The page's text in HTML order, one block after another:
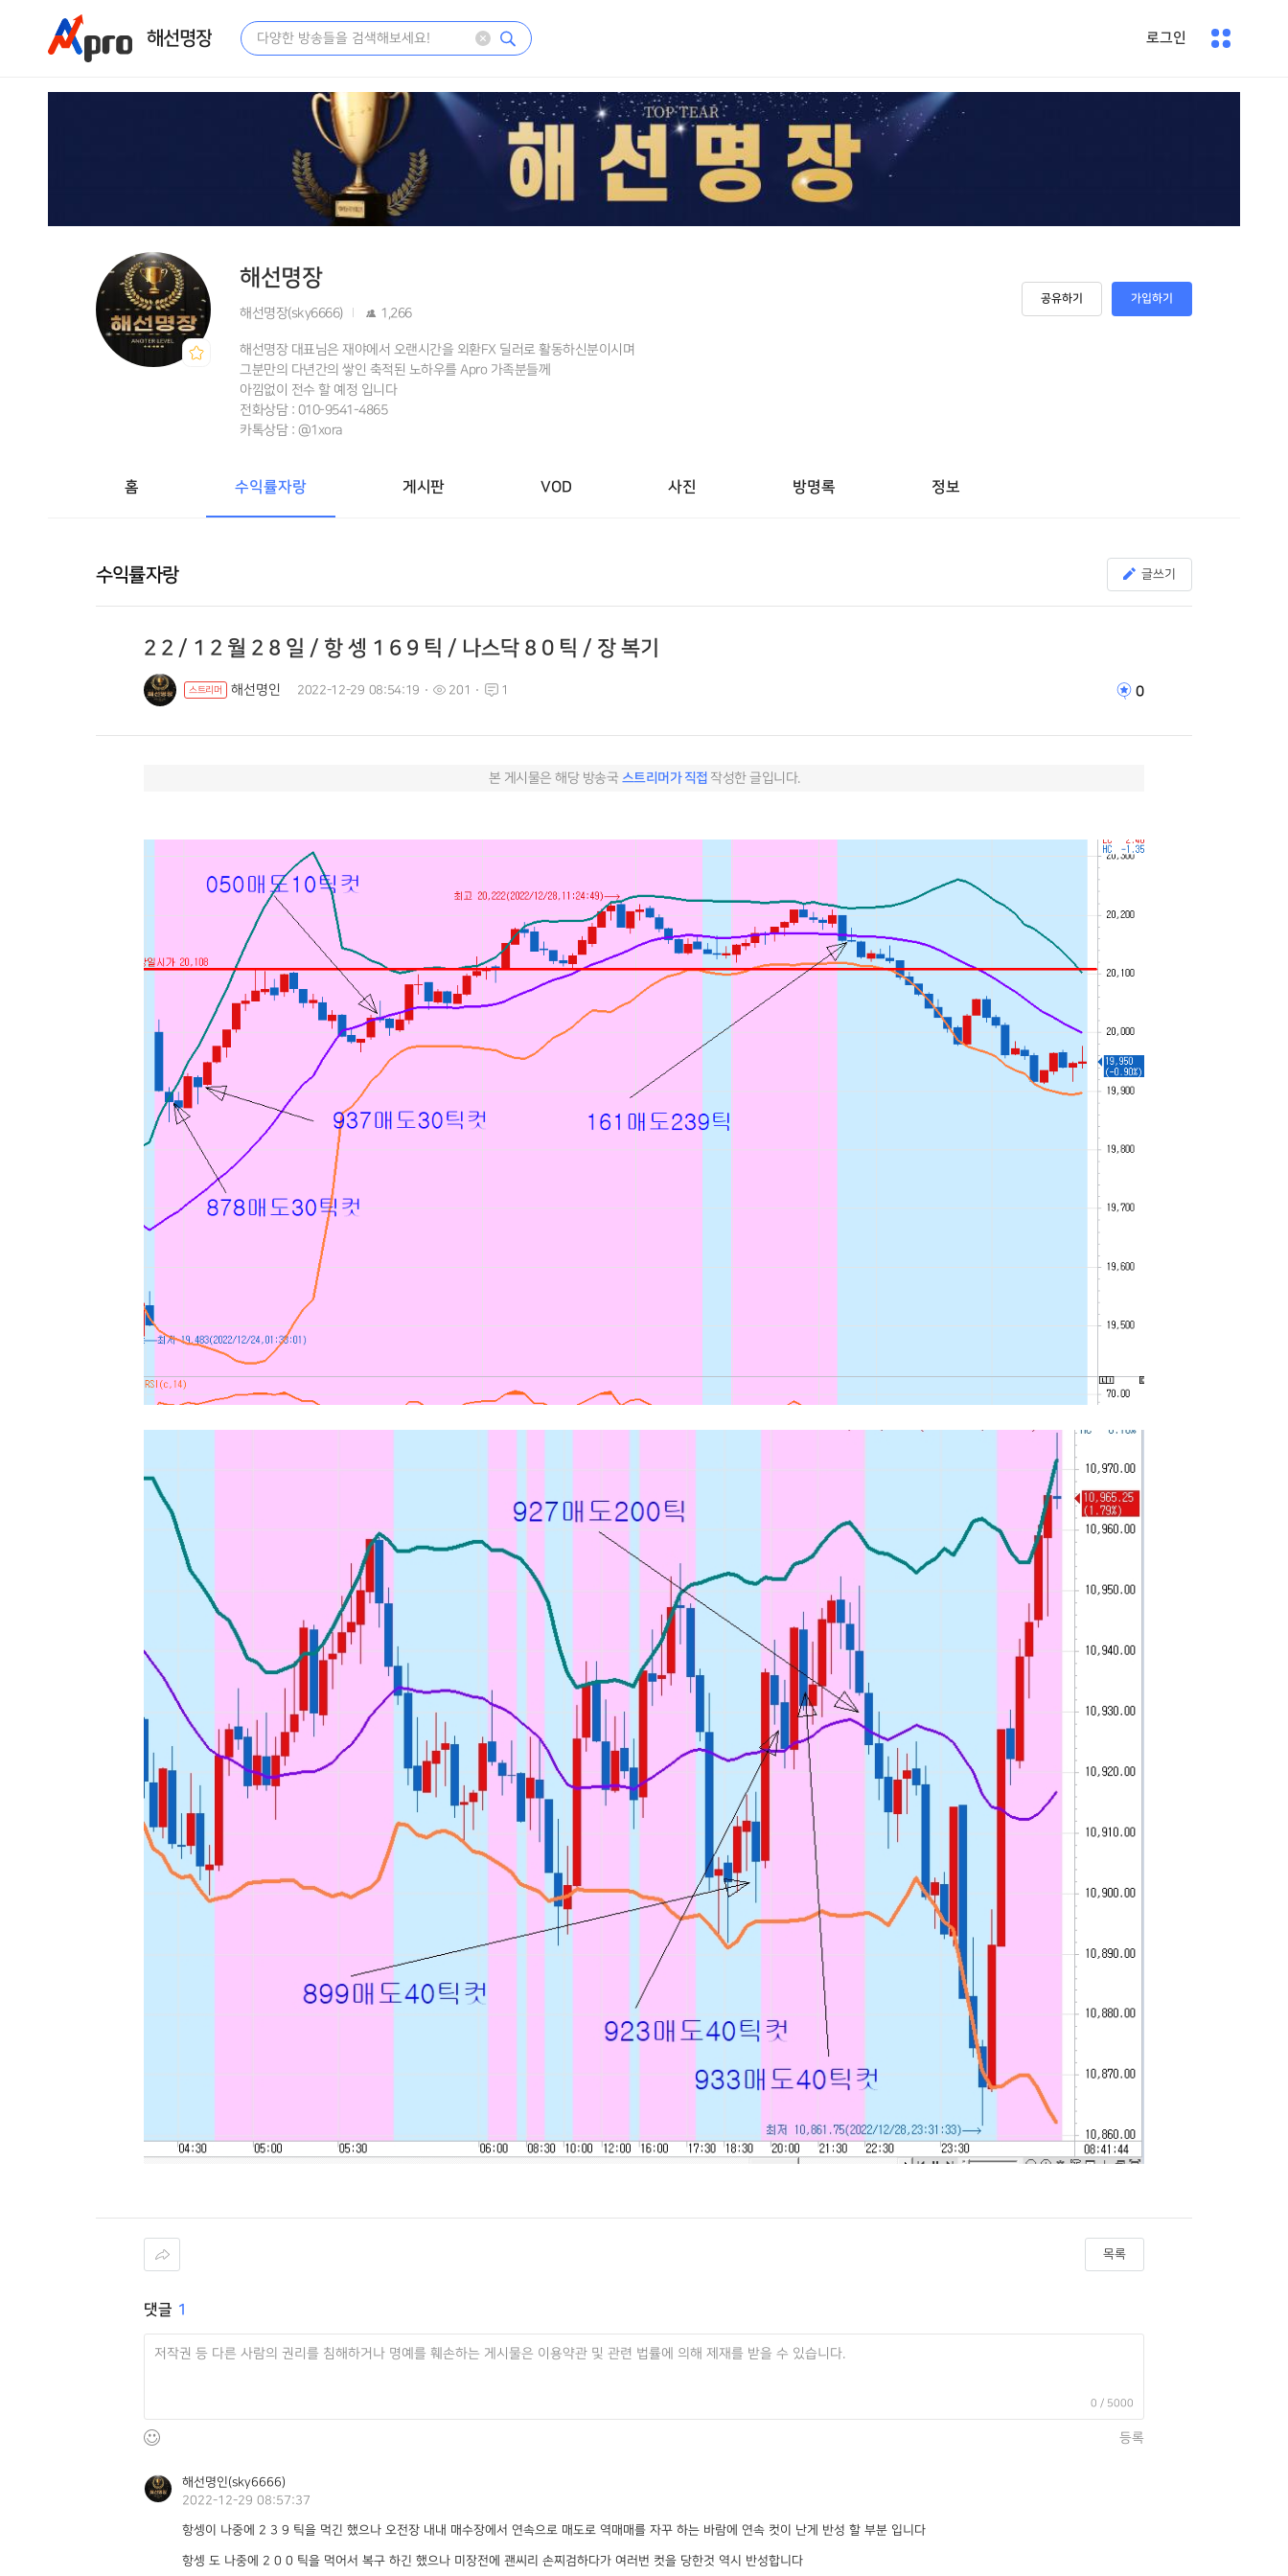
해선명장 로그인
해선명장
해선명장(sky6666) 1,266
공유하기 가입하기
해선명장 대표님은 재야에서 오랜시간을 외환FX 딜러로 활동하신분이시며
그분만의 다년간의 쌓인 축적된 노하우를 Apro 가족분들께
아낌없이 전수 할 예정 입니다
전화상담 : 010-9541-4865
카톡상담 : @1xora
홈 수익률자랑 게시판 VOD 사진 방명록 정보
수익률자랑 글쓰기
2 2 / 1 2 월 2 8 일 / 항 셍 1 6 9 틱 / 나스닥 8 0 틱 / 장 복기
스트리머 해선명인 0
2022-12-29 08:54:19 201 1
본 게시물은 해당 방송국 스트리머가 직접 작성한 글입니다.
목록
댓글 1
0 / 5000
등록
해선명인(sky6666)
2022-12-29 08:57:37
항셍이 나중에 2 3 9 틱을 먹긴 했으나 오전장 내내 매수장에서 연속으로 매도로 역매매를 자꾸 하는 바람에 연속 컷이 난게 반성 할 부분 입니다
항셍 도 나중에 2 0 0 틱을 먹어서 복구 하긴 했으나 미장전에 괜씨리 손찌검하다가 여러번 컷을 당한것 역시 반성합니다